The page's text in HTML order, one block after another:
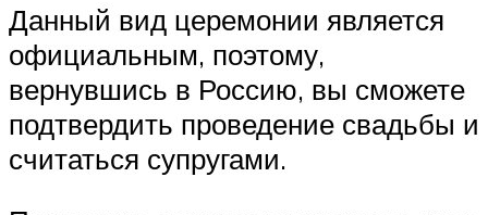
Данный вид церемонии является
официальным, поэтому,
вернувшись в Россию, вы сможете
подтвердить проведение свадьбы и
считаться супругами.